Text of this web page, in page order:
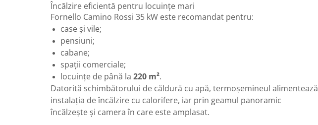
Boilere electrice
Boilere termoelectrice
Boilere indirecte cu serpentina
Boilere solare indirecte (cu
Boilere pentru pompe de caldura
Accesorii boilere
Incalzire in pardoseala
Încălzire eficientă pentru locuințe mari
Fornello Camino Rossi 35 kW este recomandat pentru:
case și vile;
pensiuni;
cabane;
spații comerciale;
locuințe de până la 220 m².
Datorită schimbătorului de căldură cu apă, termoșemineul alimentează
instalația de încălzire cu calorifere, iar prin geamul panoramic
încălzește și camera în care este amplasat.